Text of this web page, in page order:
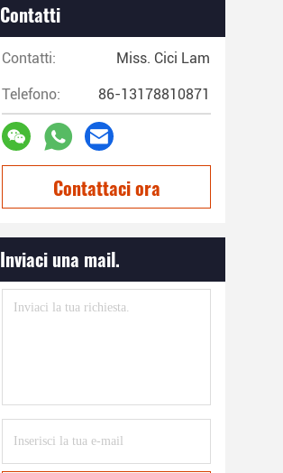
Contatti
Contatti: Miss. Cici Lam
Telefono: 86-13178810871
Contattaci ora
Inviaci una mail.